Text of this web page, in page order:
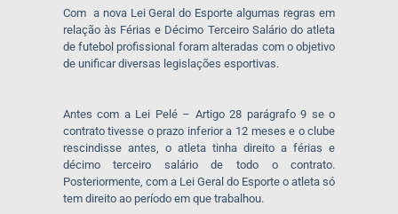
Com a nova Lei Geral do Esporte algumas regras em
relação às Férias e Décimo Terceiro Salário do atleta
de futebol profissional foram alteradas com o objetivo
de unificar diversas legislações esportivas.
Antes com a Lei Pelé – Artigo 28 parágrafo 9 se o
contrato tivesse o prazo inferior a 12 meses e o clube
rescindisse antes, o atleta tinha direito a férias e
décimo terceiro salário de todo o contrato.
Posteriormente, com a Lei Geral do Esporte o atleta só
tem direito ao período em que trabalhou.